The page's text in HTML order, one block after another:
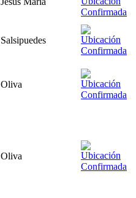
Salsipuedes
Oliva
Oliva